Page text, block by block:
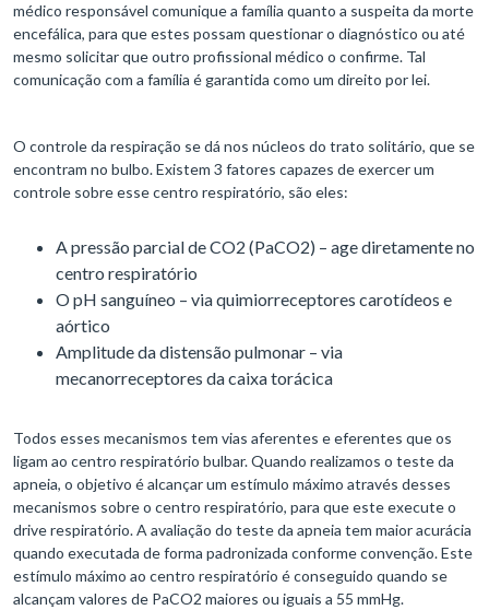
médico responsável comunique a família quanto a suspeita da morte
encefálica, para que estes possam questionar o diagnóstico ou até
mesmo solicitar que outro profissional médico o confirme. Tal
comunicação com a família é garantida como um direito por lei.
O controle da respiração se dá nos núcleos do trato solitário, que se
encontram no bulbo. Existem 3 fatores capazes de exercer um
controle sobre esse centro respiratório, são eles:
A pressão parcial de CO2 (PaCO2) – age diretamente no
centro respiratório
O pH sanguíneo – via quimiorreceptores carotídeos e
aórtico
Amplitude da distensão pulmonar – via
mecanorreceptores da caixa torácica
Todos esses mecanismos tem vias aferentes e eferentes que os
ligam ao centro respiratório bulbar. Quando realizamos o teste da
apneia, o objetivo é alcançar um estímulo máximo através desses
mecanismos sobre o centro respiratório, para que este execute o
drive respiratório. A avaliação do teste da apneia tem maior acurácia
quando executada de forma padronizada conforme convenção. Este
estímulo máximo ao centro respiratório é conseguido quando se
alcançam valores de PaCO2 maiores ou iguais a 55 mmHg.